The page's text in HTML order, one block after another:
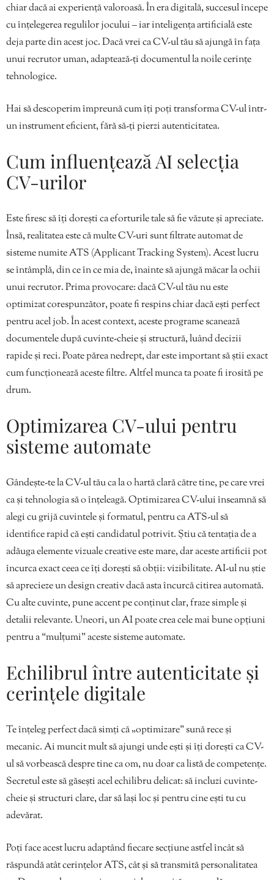
chiar dacă ai experiență valoroasă. În era digitală, succesul începe
cu înțelegerea regulilor jocului – iar inteligența artificială este
deja parte din acest joc. Dacă vrei ca CV-ul tău să ajungă în fața
unui recrutor uman, adaptează-ți documentul la noile cerințe
tehnologice.
Hai să descoperim împreună cum îți poți transforma CV-ul într-
un instrument eficient, fără să-ți pierzi autenticitatea.
Cum influențează AI selecția
CV-urilor
Este firesc să îți dorești ca eforturile tale să fie văzute și apreciate.
Însă, realitatea este că multe CV-uri sunt filtrate automat de
sisteme numite ATS (Applicant Tracking System). Acest lucru
se întâmplă, din ce în ce mia de, înainte să ajungă măcar la ochii
unui recrutor. Prima provocare: dacă CV-ul tău nu este
optimizat corespunzător, poate fi respins chiar dacă ești perfect
pentru acel job. În acest context, aceste programe scanează
documentele după cuvinte-cheie și structură, luând decizii
rapide și reci. Poate părea nedrept, dar este important să știi exact
cum funcționează aceste filtre. Altfel munca ta poate fi irosită pe
drum.
Optimizarea CV-ului pentru
sisteme automate
Gândește-te la CV-ul tău ca la o hartă clară către tine, pe care vrei
ca și tehnologia să o înțeleagă. Optimizarea CV-ului înseamnă să
alegi cu grijă cuvintele și formatul, pentru ca ATS-ul să
identifice rapid că ești candidatul potrivit. Știu că tentația de a
adăuga elemente vizuale creative este mare, dar aceste artificii pot
încurca exact ceea ce îți dorești să obții: vizibilitate. AI-ul nu știe
să aprecieze un design creativ dacă asta încurcă citirea automată.
Cu alte cuvinte, pune accent pe conținut clar, fraze simple și
detalii relevante. Uneori, un AI poate crea cele mai bune opțiuni
pentru a “mulțumi” aceste sisteme automate.
Echilibrul între autenticitate și
cerințele digitale
Te înțeleg perfect dacă simți că „optimizare” sună rece și
mecanic. Ai muncit mult să ajungi unde ești și îți dorești ca CV-
ul să vorbească despre tine ca om, nu doar ca listă de competențe.
Secretul este să găsești acel echilibru delicat: să incluzi cuvinte-
cheie și structuri clare, dar să lași loc și pentru cine ești tu cu
adevărat.
Poți face acest lucru adaptând fiecare secțiune astfel încât să
răspundă atât cerințelor ATS, cât și să transmită personalitatea